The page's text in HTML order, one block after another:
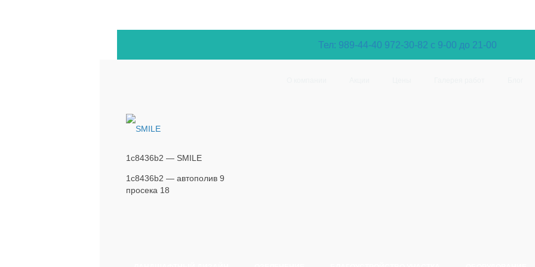
Тел: 989-44-40 972-30-82 с 9-00 до 21-00
1c8436b2 — SMILE
1c8436b2 — автополив 9
просека 18